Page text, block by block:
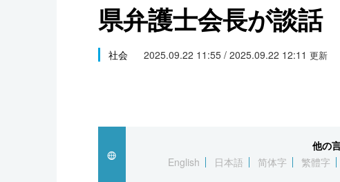
社会
文化
スポーツ・東京2020
県弁護士会長が談話
社会 2025.09.22 11:55 / 2025.09.22 12:11 更新
他の
English
日本語 简体字 繁體字